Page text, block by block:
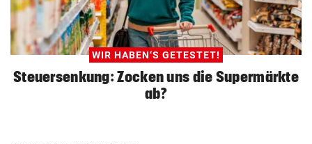
WIR HABEN‘S GETESTET!
Steuersenkung: Zocken uns die Supermärkte
ab?